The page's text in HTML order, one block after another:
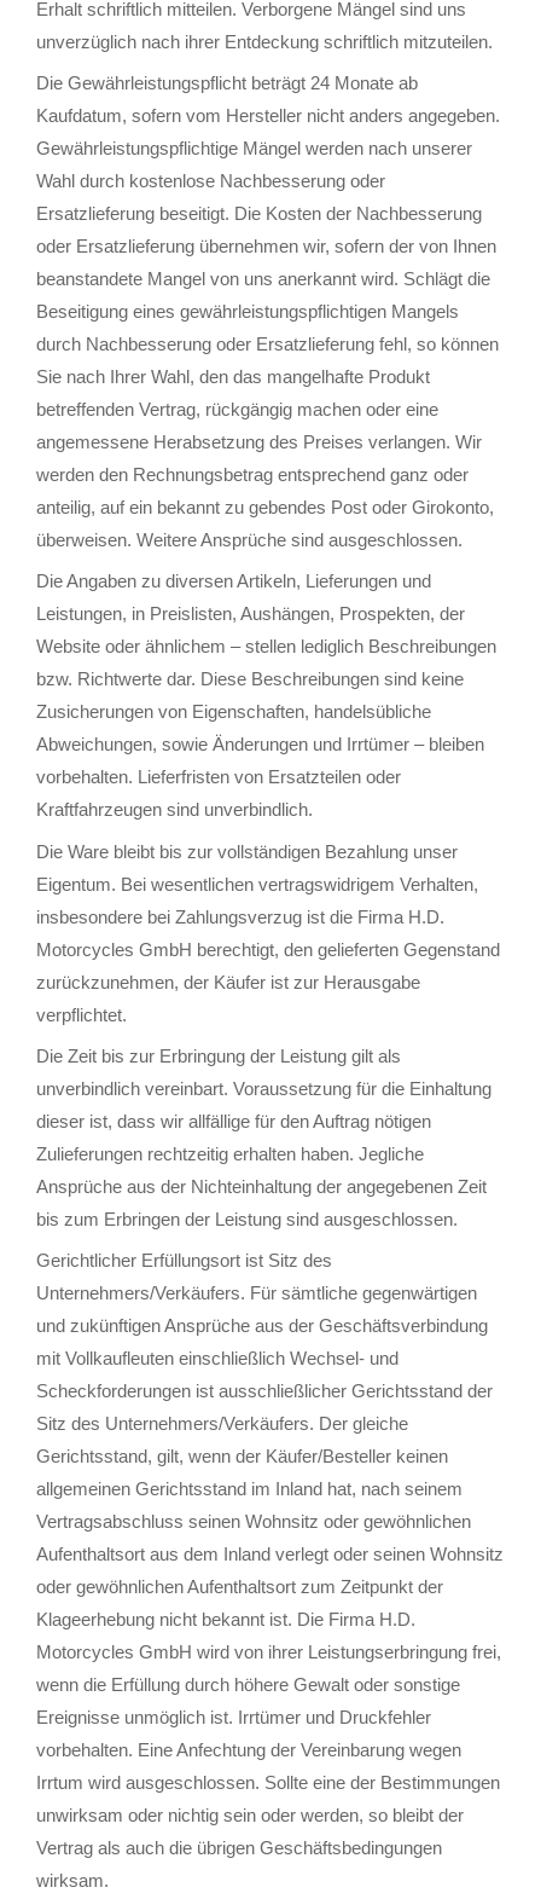
Erhalt schriftlich mitteilen. Verborgene Mängel sind uns
unverzüglich nach ihrer Entdeckung schriftlich mitzuteilen.
Die Gewährleistungspflicht beträgt 24 Monate ab
Kaufdatum, sofern vom Hersteller nicht anders angegeben.
Gewährleistungspflichtige Mängel werden nach unserer
Wahl durch kostenlose Nachbesserung oder
Ersatzlieferung beseitigt. Die Kosten der Nachbesserung
oder Ersatzlieferung übernehmen wir, sofern der von Ihnen
beanstandete Mangel von uns anerkannt wird. Schlägt die
Beseitigung eines gewährleistungspflichtigen Mangels
durch Nachbesserung oder Ersatzlieferung fehl, so können
Sie nach Ihrer Wahl, den das mangelhafte Produkt
betreffenden Vertrag, rückgängig machen oder eine
angemessene Herabsetzung des Preises verlangen. Wir
werden den Rechnungsbetrag entsprechend ganz oder
anteilig, auf ein bekannt zu gebendes Post oder Girokonto,
überweisen. Weitere Ansprüche sind ausgeschlossen.
Die Angaben zu diversen Artikeln, Lieferungen und
Leistungen, in Preislisten, Aushängen, Prospekten, der
Website oder ähnlichem – stellen lediglich Beschreibungen
bzw. Richtwerte dar. Diese Beschreibungen sind keine
Zusicherungen von Eigenschaften, handelsübliche
Abweichungen, sowie Änderungen und Irrtümer – bleiben
vorbehalten. Lieferfristen von Ersatzteilen oder
Kraftfahrzeugen sind unverbindlich.
Die Ware bleibt bis zur vollständigen Bezahlung unser
Eigentum. Bei wesentlichen vertragswidrigem Verhalten,
insbesondere bei Zahlungsverzug ist die Firma H.D.
Motorcycles GmbH berechtigt, den gelieferten Gegenstand
zurückzunehmen, der Käufer ist zur Herausgabe
verpflichtet.
Die Zeit bis zur Erbringung der Leistung gilt als
unverbindlich vereinbart. Voraussetzung für die Einhaltung
dieser ist, dass wir allfällige für den Auftrag nötigen
Zulieferungen rechtzeitig erhalten haben. Jegliche
Ansprüche aus der Nichteinhaltung der angegebenen Zeit
bis zum Erbringen der Leistung sind ausgeschlossen.
Gerichtlicher Erfüllungsort ist Sitz des
Unternehmers/Verkäufers. Für sämtliche gegenwärtigen
und zukünftigen Ansprüche aus der Geschäftsverbindung
mit Vollkaufleuten einschließlich Wechsel- und
Scheckforderungen ist ausschließlicher Gerichtsstand der
Sitz des Unternehmers/Verkäufers. Der gleiche
Gerichtsstand, gilt, wenn der Käufer/Besteller keinen
allgemeinen Gerichtsstand im Inland hat, nach seinem
Vertragsabschluss seinen Wohnsitz oder gewöhnlichen
Aufenthaltsort aus dem Inland verlegt oder seinen Wohnsitz
oder gewöhnlichen Aufenthaltsort zum Zeitpunkt der
Klageerhebung nicht bekannt ist. Die Firma H.D.
Motorcycles GmbH wird von ihrer Leistungserbringung frei,
wenn die Erfüllung durch höhere Gewalt oder sonstige
Ereignisse unmöglich ist. Irrtümer und Druckfehler
vorbehalten. Eine Anfechtung der Vereinbarung wegen
Irrtum wird ausgeschlossen. Sollte eine der Bestimmungen
unwirksam oder nichtig sein oder werden, so bleibt der
Vertrag als auch die übrigen Geschäftsbedingungen
wirksam.